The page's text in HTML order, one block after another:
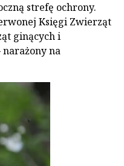
strefę ochrony.
Księgi Zwierząt
ginących i
narażony na